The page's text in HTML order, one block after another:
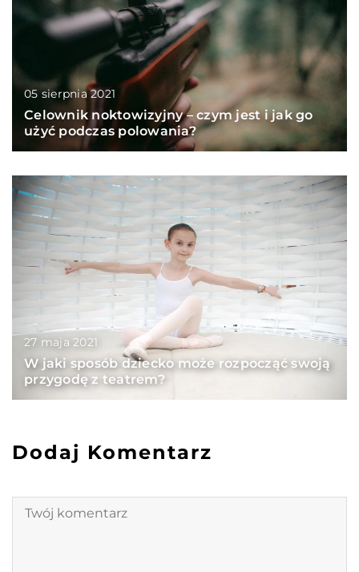
05 sierpnia 2021
Celownik noktowizyjny – czym jest i jak go
użyć podczas polowania?
27 maja 2021
W jaki sposób dziecko może rozpocząć swoją
przygodę z teatrem?
Dodaj Komentarz